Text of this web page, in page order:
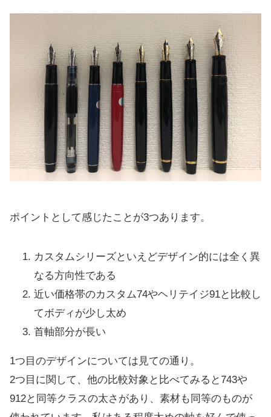
ポイントとして感じたことが3つあります。
カスタムシリーズといえどデザイン的には全く異
なる方向性である
近い価格帯のカスタム74やヘリテイジ91と比較し
てボディが少し太め
首軸部分が長い
1つ目のデザインについては見ての通り。
2つ目に関して、他の比較対象と比べてみると743や
912と同等クラスの太さがあり、素材も同等のものが